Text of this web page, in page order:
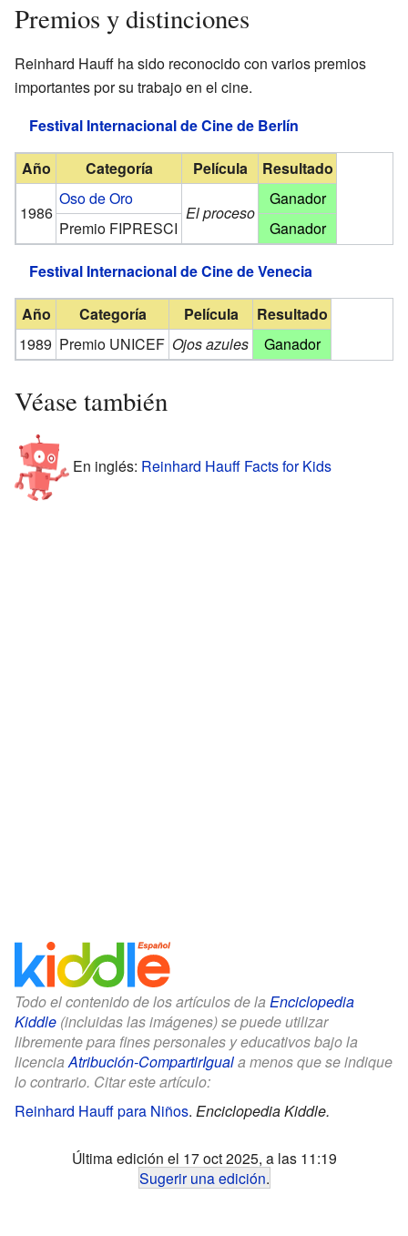
Premios y distinciones
Reinhard Hauff ha sido reconocido con varios premios
importantes por su trabajo en el cine.
Festival Internacional de Cine de Berlín
Año Categoría Película Resultado
1986
Oso de Oro
El proceso
Ganador
Premio FIPRESCI
Ganador
Festival Internacional de Cine de Venecia
Año Categoría Película
Resultado
1989 Premio UNICEF Ojos azules Ganador
Véase también
En inglés: Reinhard Hauff Facts for Kids
Todo el contenido de los artículos de la Enciclopedia
Kiddle (incluidas las imágenes) se puede utilizar
libremente para fines personales y educativos bajo la
licenciaAtribución-CompartirIguala menos que se indique
lo contrario. Citar este artículo:
Reinhard Hauff para Niños. Enciclopedia Kiddle.
Última edición el 17 oct 2025, a las 11:19
Sugerir una edición.